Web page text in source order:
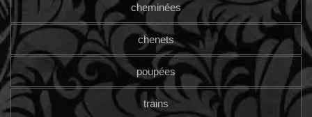
cheminées
chenets
poupées
trains